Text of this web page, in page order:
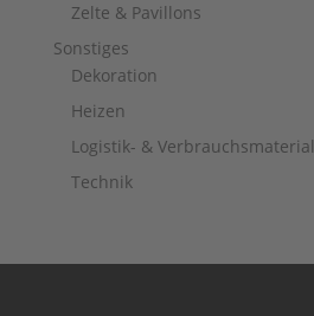
Zelte & Pavillons
Sonstiges
Dekoration
Heizen
Logistik- & Verbrauchsmaterial
Technik